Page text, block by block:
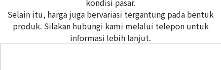
kondisi pasar.
Selain itu, harga juga bervariasi tergantung pada bentuk
produk. Silakan hubungi kami melalui telepon untuk
informasi lebih lanjut.